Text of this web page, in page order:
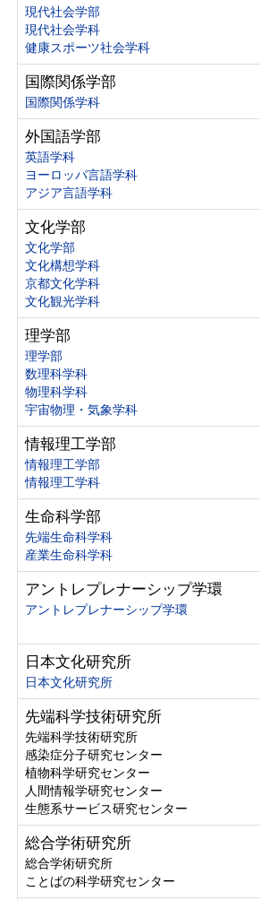
現代社会学部
現代社会学科
健康スポーツ社会学科
国際関係学部
国際関係学科
外国語学部
英語学科
ヨーロッパ言語学科
アジア言語学科
文化学部
文化学部
文化構想学科
京都文化学科
文化観光学科
理学部
理学部
数理科学科
物理科学科
宇宙物理・気象学科
情報理工学部
情報理工学部
情報理工学科
生命科学部
先端生命科学科
産業生命科学科
アントレプレナーシップ学環
アントレプレナーシップ学環
日本文化研究所
日本文化研究所
先端科学技術研究所
先端科学技術研究所
感染症分子研究センター
植物科学研究センター
人間情報学研究センター
生態系サービス研究センター
総合学術研究所
総合学術研究所
ことばの科学研究センター